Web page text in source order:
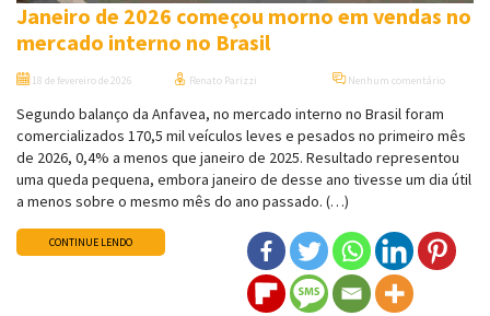
Janeiro de 2026 começou morno em vendas no
mercado interno no Brasil
18 de fevereiro de 2026 Renato Parizzi Nenhum comentário
Segundo balanço da Anfavea, no mercado interno no Brasil foram
comercializados 170,5 mil veículos leves e pesados no primeiro mês
de 2026, 0,4% a menos que janeiro de 2025. Resultado representou
uma queda pequena, embora janeiro de desse ano tivesse um dia útil
a menos sobre o mesmo mês do ano passado. (…)
CONTINUE LENDO